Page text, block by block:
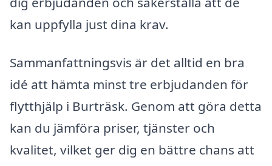
kan uppfylla just dina krav.
Sammanfattningsvis är det alltid en bra
idé att hämta minst tre erbjudanden för
flytthjälp i Burträsk. Genom att göra detta
kan du jämföra priser, tjänster och
kvalitet, vilket ger dig en bättre chans att